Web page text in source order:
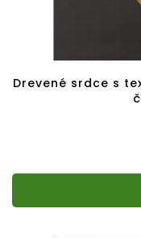
Drevené srdce s